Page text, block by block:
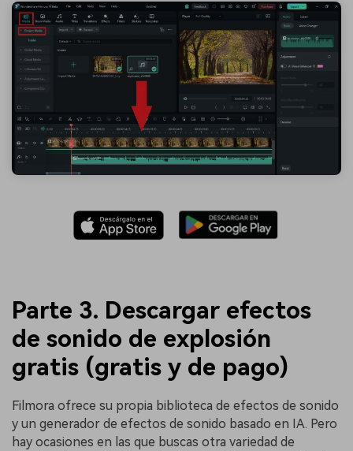
Parte 3. Descargar efectos
de sonido de explosión
gratis (gratis y de pago)
Filmora ofrece su propia biblioteca de efectos de sonido
y un generador de efectos de sonido basado en IA. Pero
hay ocasiones en las que buscas otra variedad de